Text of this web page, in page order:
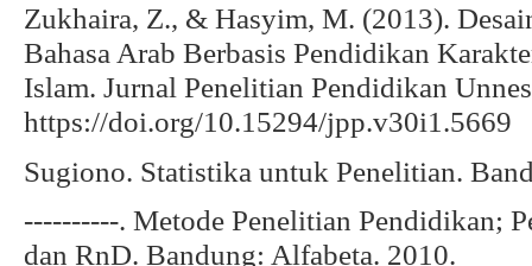
Zukhaira, Z., & Hasyim, M. (2013).
Bahasa Arab Berbasis Pendidikan
Islam. Jurnal Penelitian Pendidikan
https://doi.org/10.15294/jpp.v30i1.5669
Sugiono. Statistika untuk Penelitian.
----------. Metode Penelitian Pendidikan;
dan RnD. Bandung: Alfabeta. 2010.